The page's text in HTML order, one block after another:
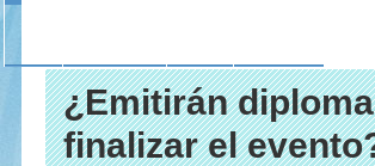
¿Emitirán
finalizar el